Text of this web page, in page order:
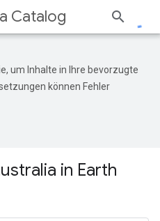
Catalog
um Inhalte in Ihre bevorzugte
können Fehler
in Earth